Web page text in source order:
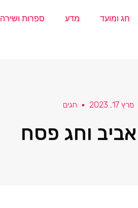
חג ומועד מדע ספרות ושירה
מרץ 17, 2023 חגים
וחג פסח